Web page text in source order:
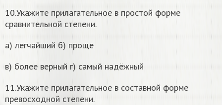
10.Укажите прилагательное в простой форме
сравнительной степени.
а) легчайший б) проще
в) более верный г) самый надёжный
11.Укажите прилагательное в составной форме
превосходной степени.